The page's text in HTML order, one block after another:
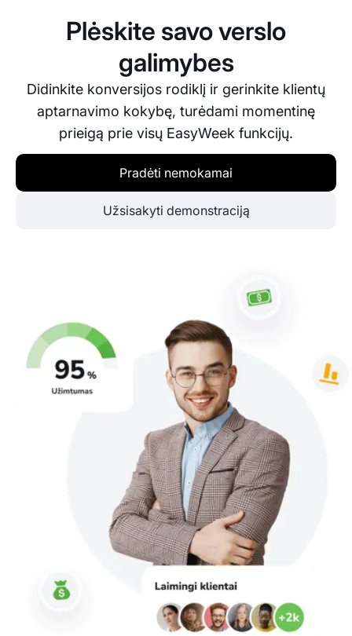
naudotojų atsiliepimus. Geriausios CRM sistemos
grožio salonui, tokios kaip EasyWeek, sujungia
visas šias funkcijas vienoje internetinėje
programoje.
Plėskite savo verslo
galimybes
Didinkite konversijos rodiklį ir gerinkite klientų
aptarnavimo kokybę, turėdami momentinę
prieigą prie visų EasyWeek funkcijų.
Pradėti nemokamai
Užsisakyti demonstraciją